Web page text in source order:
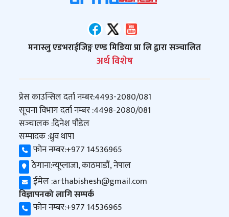
मनास्लु एडभराईजिङ्ग एण्ड मिडिया प्रा लि द्वारा सञ्‍चालित
अर्थ विशेष
प्रेस काउन्सिल दर्ता नम्बर:4493-2080/081
सूचना विभाग दर्ता नम्बर :4498-2080/081
सञ्‍चालक :दिनेश पौडेल
सम्पादक :ध्रुव थापा
फोन नम्बर:+977 14536965
ठेगाना:न्यूप्लाजा, काठमाडौं, नेपाल
ईमेल :arthabishesh@gmail.com
विज्ञापनको लागि सम्पर्क
फोन नम्बर:+977 14536965